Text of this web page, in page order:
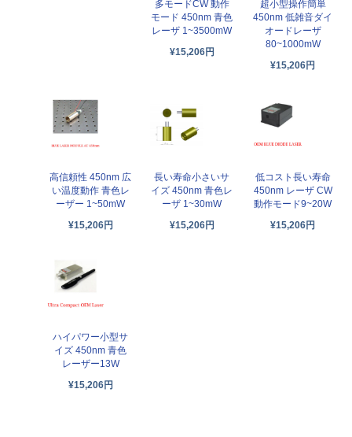
多モードCW 動作
モード 450nm 青色
レーザ 1~3500mW
¥15,206円
超小型操作簡単
450nm 低雑音ダイ
オードレーザ
80~1000mW
¥15,206円
高信頼性 450nm 広
い温度動作 青色レ
ーザー 1~50mW
¥15,206円
長い寿命小さいサ
イズ 450nm 青色レ
ーザ 1~30mW
¥15,206円
低コスト長い寿命
450nm レーザ CW
動作モード9~20W
¥15,206円
ハイパワー小型サ
イズ 450nm 青色
レーザー13W
¥15,206円